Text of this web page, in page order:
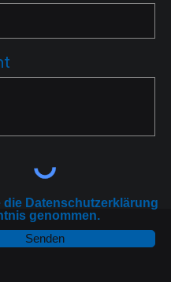
die Datenschutzerklärung
genommen.
Senden